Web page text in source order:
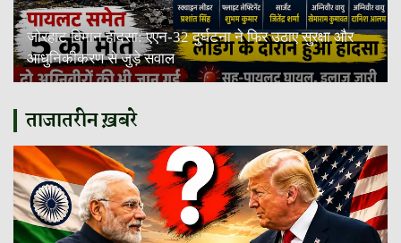
जोरहाट विमान हादसा: एएन-32 दुर्घटना ने फिर उठाए सुरक्षा और
आधुनिकीकरण से जुड़े सवाल
ताजातरीन ख़बरे